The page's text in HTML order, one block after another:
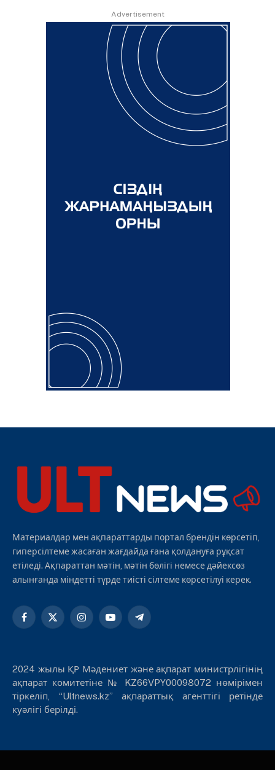
Advertisement
Материалдар мен ақпараттарды портал брендін көрсетіп,
гиперсілтеме жасаған жағдайда ғана қолдануға рұқсат
етіледі. Ақпараттан мәтін, мәтін бөлігі немесе дәйексөз
алынғанда міндетті түрде тиісті сілтеме көрсетілуі керек.
Facebook
X
InstagramYouTubeTelegram
2024 жылы ҚР Мәдениет және ақпарат министрлігінің
ақпарат комитетіне № KZ66VPY00098072 нөмірімен
тіркеліп, “Ultnews.kz” ақпараттық агенттігі ретінде
куәлігі берілді.